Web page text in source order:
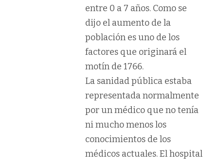
entre 0 a 7 años. Como se
dijo el aumento de la
población es uno de los
factores que originará el
motín de 1766.
La sanidad pública estaba
representada normalmente
por un médico que no tenía
ni mucho menos los
conocimientos de los
médicos actuales. El hospital